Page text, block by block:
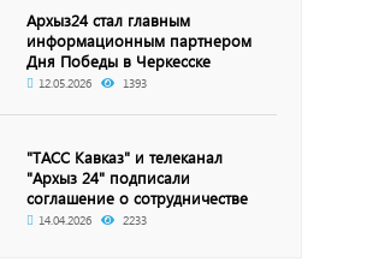
Архыз24 стал главным
информационным партнером
Дня Победы в Черкесске
12.05.2026 1393
"ТАСС Кавказ" и телеканал
"Архыз 24" подписали
соглашение о сотрудничестве
14.04.2026 2233